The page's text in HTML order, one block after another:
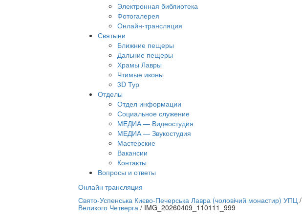
Электронная библиотека
Фотогалерея
Онлайн-трансляция
Святыни
Ближние пещеры
Дальние пещеры
Храмы Лавры
Чтимые иконы
3D Тур
Отделы
Отдел информации
Социальное служение
МЕДИА — Видеостудия
МЕДИА — Звукостудия
Мастерские
Вакансии
Контакты
Вопросы и ответы
Онлайн трансляция
12 сентября
Свято-Успенська Києво-Печерська Лавра (чоловічий монастир) УПЦ/
Великого Четверга/ IMG_20260409_110111_999